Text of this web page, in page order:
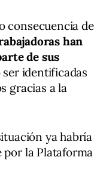
consecuencia de
han
de sus
identificadas
gracias a la
ya habría
la Plataforma